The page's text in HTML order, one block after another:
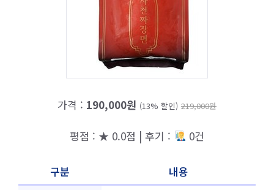
가격 : 190,000원 (13% 할인) 219,000원
평점 : ★ 0.0점 | 후기 : 0건
구분
내용